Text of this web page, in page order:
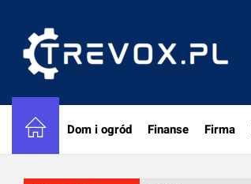
content
Dom i ogród Finanse Firma